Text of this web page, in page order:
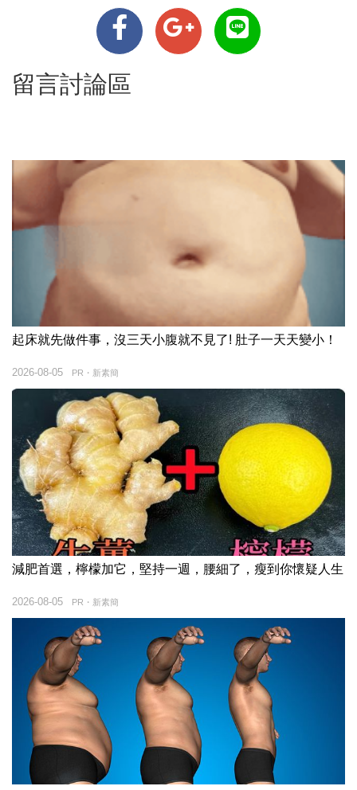
留言討論區
起床就先做件事，沒三天小腹就不見了! 肚子一天天變小！
PR・新素簡
2026-08-05
減肥首選，檸檬加它，堅持一週，腰細了，瘦到你懷疑人生
PR・新素簡
2026-08-05